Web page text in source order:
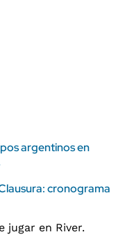
argentinos en
cronograma